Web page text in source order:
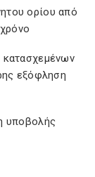
ορίου από
κατασχεμένων
εξόφληση
υποβολής